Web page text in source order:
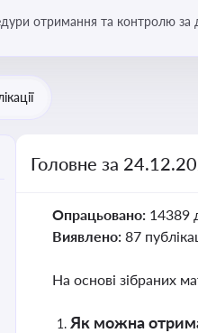
отримання та контролю за
Головне за
Опрацьовано: 14389
Виявлено: 87
На основі зібраних
Як можна